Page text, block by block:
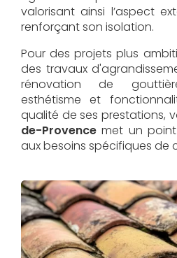
valorisant ainsi l’aspect
renforçant son isolation.
Pour des projets plus
des travaux
rénovation de
esthétisme et
qualité de ses prestations,
de-Provence met un
aux besoins spécifiques de